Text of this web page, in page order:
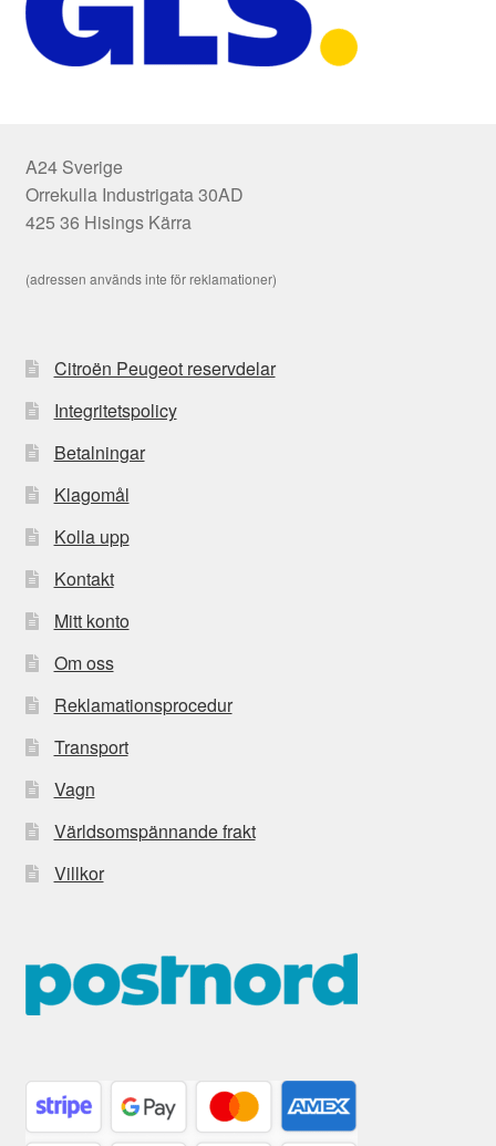
A24 Sverige
Orrekulla Industrigata 30AD
425 36 Hisings Kärra
(adressen används inte för reklamationer)
Citroën Peugeot reservdelar
Integritetspolicy
Betalningar
Klagomål
Kolla upp
Kontakt
Mitt konto
Om oss
Reklamationsprocedur
Transport
Vagn
Världsomspännande frakt
Villkor